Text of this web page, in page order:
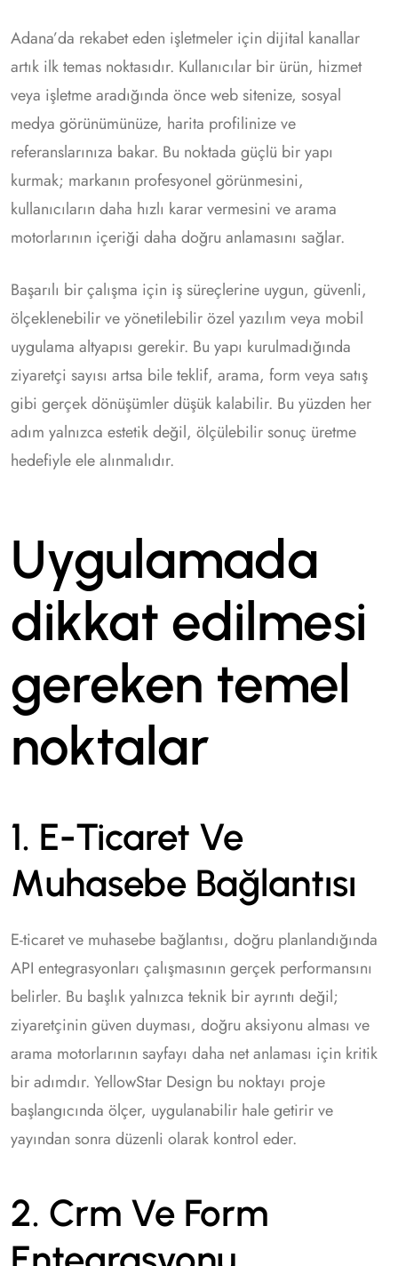
Adana’da rekabet eden işletmeler için dijital kanallar
artık ilk temas noktasıdır. Kullanıcılar bir ürün, hizmet
veya işletme aradığında önce web sitenize, sosyal
medya görünümünüze, harita profilinize ve
referanslarınıza bakar. Bu noktada güçlü bir yapı
kurmak; markanın profesyonel görünmesini,
kullanıcıların daha hızlı karar vermesini ve arama
motorlarının içeriği daha doğru anlamasını sağlar.
Başarılı bir çalışma için iş süreçlerine uygun, güvenli,
ölçeklenebilir ve yönetilebilir özel yazılım veya mobil
uygulama altyapısı gerekir. Bu yapı kurulmadığında
ziyaretçi sayısı artsa bile teklif, arama, form veya satış
gibi gerçek dönüşümler düşük kalabilir. Bu yüzden her
adım yalnızca estetik değil, ölçülebilir sonuç üretme
hedefiyle ele alınmalıdır.
Uygulamada
dikkat edilmesi
gereken temel
noktalar
1. E-Ticaret Ve
Muhasebe Bağlantısı
E-ticaret ve muhasebe bağlantısı, doğru planlandığında
API entegrasyonları çalışmasının gerçek performansını
belirler. Bu başlık yalnızca teknik bir ayrıntı değil;
ziyaretçinin güven duyması, doğru aksiyonu alması ve
arama motorlarının sayfayı daha net anlaması için kritik
bir adımdır. YellowStar Design bu noktayı proje
başlangıcında ölçer, uygulanabilir hale getirir ve
yayından sonra düzenli olarak kontrol eder.
2. Crm Ve Form